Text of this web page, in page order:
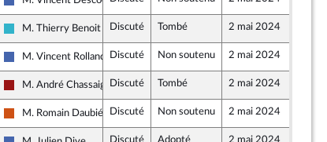
Les Républicains
Horizons et apparentés
M. Thierry Benoit Discuté Tombé 2 mai 2024
Les Républicains
M. Vincent Rolland Discuté Non soutenu 2 mai 2024
Gauche démocrate et républicaine - NUPES
M. André ChassaigneDiscuté Tombé 2 mai 2024
Démocrate (MoDem et Indépendants)
M. Romain Daubié Discuté Non soutenu 2 mai 2024
Discuté Adopté 2 mai 2024